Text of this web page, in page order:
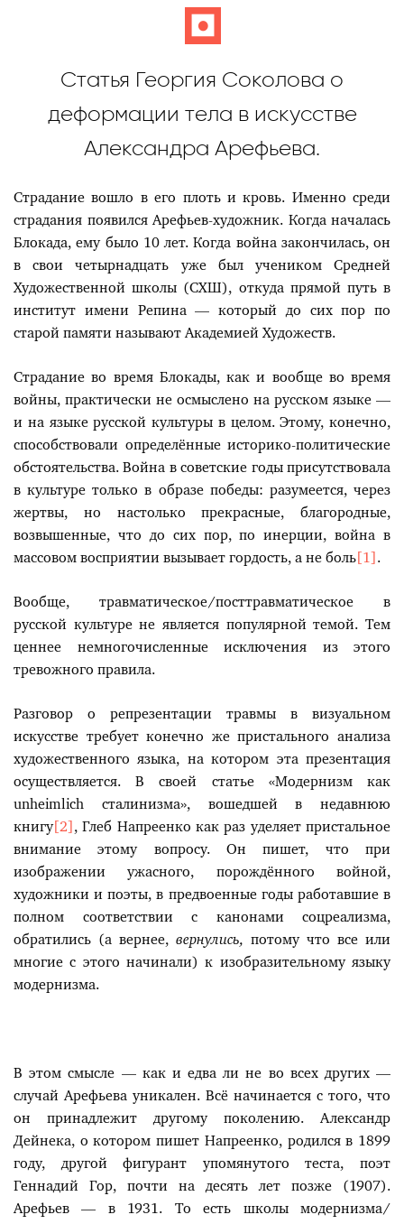
c
Статья Георгия Соколова о
деформации тела в искусстве
Александра Арефьева.
Страдание вошло в его плоть и кровь. Именно среди
страдания появился Арефьев-художник. Когда началась
Блокада, ему было 10 лет. Когда война закончилась, он
в свои четырнадцать уже был учеником Средней
Художественной школы (СХШ), откуда прямой путь в
институт имени Репина — который до сих пор по
старой памяти называют Академией Художеств.
Страдание во время Блокады, как и вообще во время
войны, практически не осмыслено на русском языке —
и на языке русской культуры в целом. Этому, конечно,
способствовали определённые историко-политические
обстоятельства. Война в советские годы присутствовала
в культуре только в образе победы: разумеется, через
жертвы, но настолько прекрасные, благородные,
возвышенные, что до сих пор, по инерции, война в
массовом восприятии вызывает гордость, а не боль [1] .
Вообще, травматическое/посттравматическое в
русской культуре не является популярной темой. Тем
ценнее немногочисленные исключения из этого
тревожного правила.
Разговор о репрезентации травмы в визуальном
искусстве требует конечно же пристального анализа
художественного языка, на котором эта презентация
осуществляется. В своей статье «Модернизм как
unheimlich сталинизма», вошедшей в недавнюю
книгу[2] , Глеб Напреенко как раз уделяет пристальное
внимание этому вопросу. Он пишет, что при
изображении ужасного, порождённого войной,
художники и поэты, в предвоенные годы работавшие в
полном соответствии с канонами соцреализма,
обратились (а вернее, вернулись, потому что все или
многие с этого начинали) к изобразительному языку
модернизма.
В этом смысле — как и едва ли не во всех других —
случай Арефьева уникален. Всё начинается с того, что
он принадлежит другому поколению. Александр
Дейнека, о котором пишет Напреенко, родился в 1899
году, другой фигурант упомянутого теста, поэт
Геннадий Гор, почти на десять лет позже (1907).
Арефьев — в 1931. То есть школы модернизма/